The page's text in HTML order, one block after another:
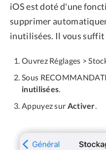
iOS est doté d'une
supprimer
inutilisées. Il vous suffit
Ouvrez Réglages >
Sous
inutilisées.
Appuyez sur Activer.